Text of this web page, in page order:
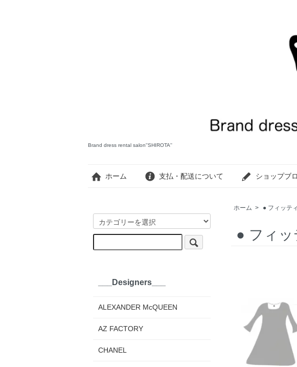
Brand dress rental salon''SHIROTA''
ホーム 支払・配送について ショップブ
ホーム > ● フィッテ
● フィ
___Designers___
ALEXANDER McQUEEN
AZ FACTORY
CHANEL